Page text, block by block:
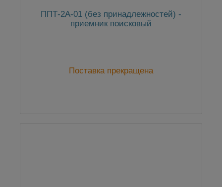
ППТ-2А-01 (без принадлежностей) -
приемник поисковый
Поставка прекращена